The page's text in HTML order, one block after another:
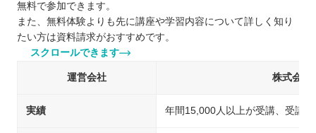
無料で参加できます。
また、無料体験よりも先に講座や学習内容について詳しく知り
たい方は資料請求がおすすめです。
スクロールできます
運営会社 株式会社
実績 年間15,000人以上が受講、受講